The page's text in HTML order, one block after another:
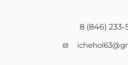
8 (846) 233-